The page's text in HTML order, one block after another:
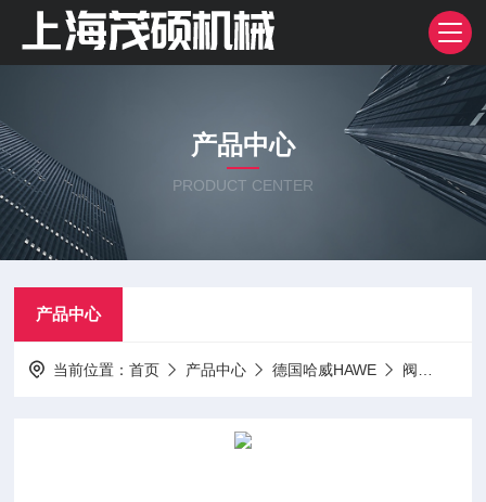
产品中心
PRODUCT CENTER
产品中心
当前位置：首页 产品中心 德国哈威HAWE 阀